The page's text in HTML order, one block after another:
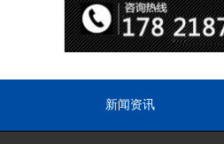
罪”详解，能判刑 成本低
类隐形财产（公积
金、保单）也能执行
调解渠
强
新闻资讯